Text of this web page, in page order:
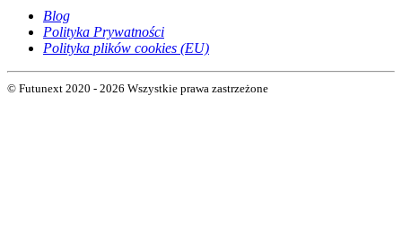
Blog
Polityka Prywatności
Polityka plików cookies (EU)
© Futunext 2020 - 2026 Wszystkie prawa zastrzeżone